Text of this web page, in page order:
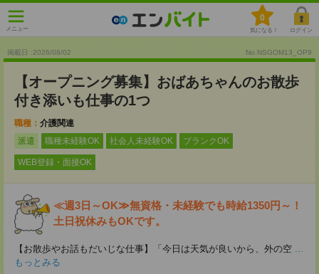
メニュー
0
気になる！ ログイン
掲載日 :2026/08/02 No.NSGOM13_OP9
【オープニング募集】おばあちゃんのお散歩
付き添いも仕事の1つ
職種： 介護関連
派遣
職種未経験OK 社会人未経験OK ブランクOK
WEB登録・面接OK
≪週3日～OK≫無資格・未経験でも時給1350円～！
土日祝休みもOKです。
【お散歩やお話もだいじな仕事】「今日は天気が良いから、外の空 ...
もっとみる